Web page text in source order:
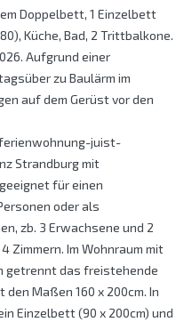
Doppelbett, 1 Einzelbett
Küche, Bad, 2 Trittbalkone.
Aufgrund einer
zu Baulärm im
auf dem Gerüst vor den
juist-
Strandburg mit
für einen
oder als
zb. 3 Erwachsene und 2
Zimmern. Im Wohnraum mit
getrennt das freistehende
Maßen 160 x 200cm. In
Einzelbett (90 x 200cm) und